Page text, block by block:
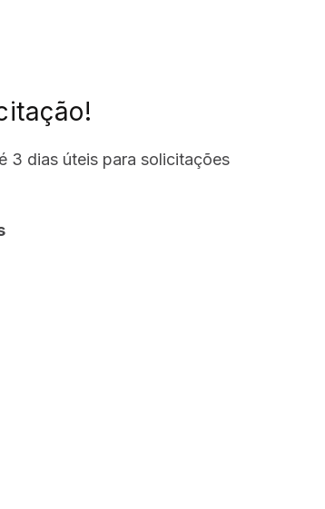
3 dias úteis para solicitações